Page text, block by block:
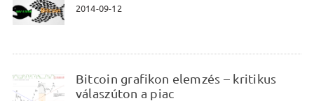
2014-09-12
Bitcoin grafikon elemzés – kritikus
válaszúton a piac